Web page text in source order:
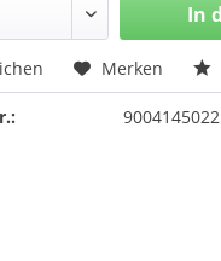
In
Merken